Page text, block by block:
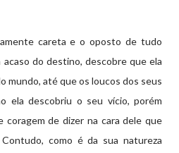
careta e o oposto de tudo
do destino, descobre que ela
mundo, até que os loucos dos seus
ela descobriu o seu vício, porém
de dizer na cara dele que
como é da sua natureza